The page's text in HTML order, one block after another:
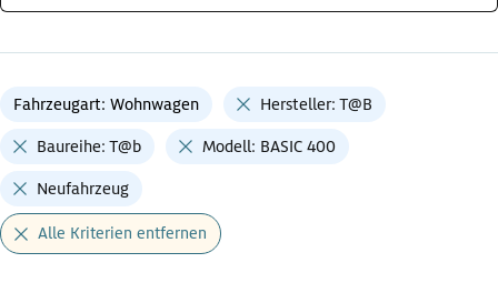
Fahrzeugart: Wohnwagen Hersteller: T@B
Baureihe: T@b Modell: BASIC 400
Neufahrzeug
Alle Kriterien entfernen